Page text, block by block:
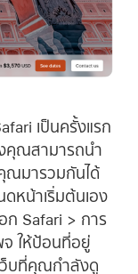
เป็นครั้งแรก
คุณสามารถนำ
ณมารวมกันได้
ดหน้าเริ่มต้นเอง
ก Safari > การ
จ ให้ป้อนที่อยู่
ว็บที่คุณกำลังดู